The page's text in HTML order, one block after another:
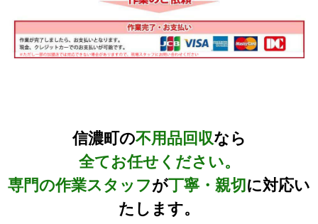
信濃町の不用品回収なら
全てお任せください。
専門の作業スタッフが丁寧・親切 に対応い
たします。